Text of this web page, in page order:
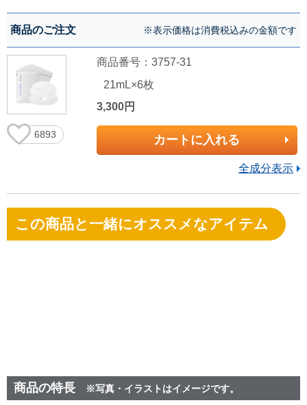
商品のご注文 ※表示価格は消費税込みの金額です
6893
商品番号：3757-31
21mL×6枚
3,300円
カートに入れる
全成分表示
この商品と一緒にオススメなアイテム
商品の特長 ※写真・イラストはイメージです。